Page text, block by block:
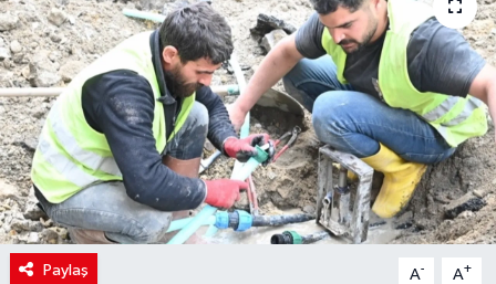
Paylaş A- A+